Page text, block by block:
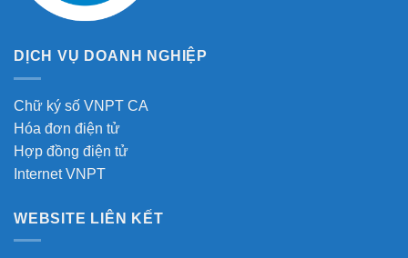
DỊCH VỤ DOANH NGHIỆP
Chữ ký số VNPT CA
Hóa đơn điện tử
Hợp đồng điện tử
Internet VNPT
WEBSITE LIÊN KẾT